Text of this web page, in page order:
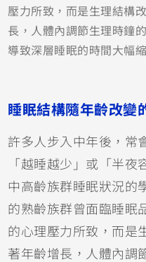
壓力所致，而是生理結構
長，人體內調節生理時鐘
導致深層睡眠的時間大幅
睡眠結構隨年齡改變
許多人步入中年後，常
「越睡越少」或「半
中高齡族群睡眠狀況的
的熟齡族群曾面臨睡眠
的心理壓力所致，而是
著年齡增長，人體內調